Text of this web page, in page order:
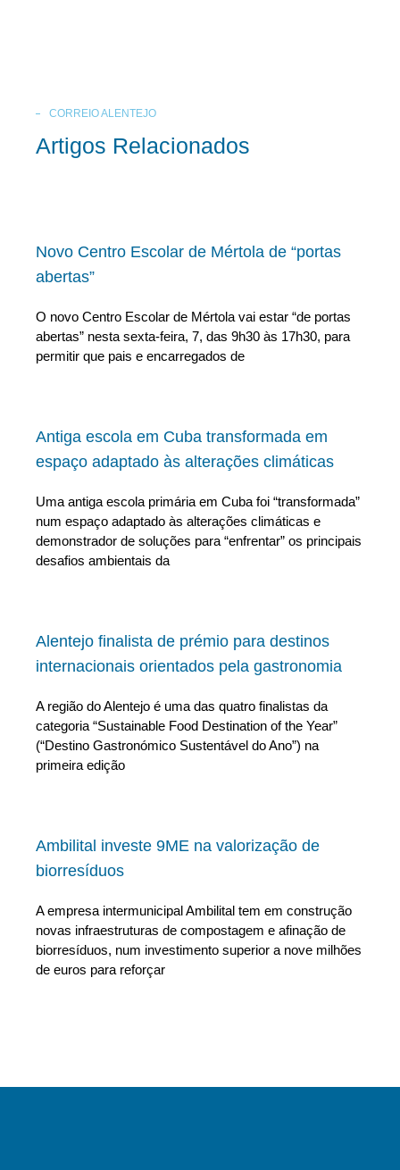
CORREIO ALENTEJO
Artigos Relacionados
Novo Centro Escolar de Mértola de “portas
abertas”
O novo Centro Escolar de Mértola vai estar “de portas
abertas” nesta sexta-feira, 7, das 9h30 às 17h30, para
permitir que pais e encarregados de
Antiga escola em Cuba transformada em
espaço adaptado às alterações climáticas
Uma antiga escola primária em Cuba foi “transformada”
num espaço adaptado às alterações climáticas e
demonstrador de soluções para “enfrentar” os principais
desafios ambientais da
Alentejo finalista de prémio para destinos
internacionais orientados pela gastronomia
A região do Alentejo é uma das quatro finalistas da
categoria “Sustainable Food Destination of the Year”
(“Destino Gastronómico Sustentável do Ano”) na
primeira edição
Ambilital investe 9ME na valorização de
biorresíduos
A empresa intermunicipal Ambilital tem em construção
novas infraestruturas de compostagem e afinação de
biorresíduos, num investimento superior a nove milhões
de euros para reforçar